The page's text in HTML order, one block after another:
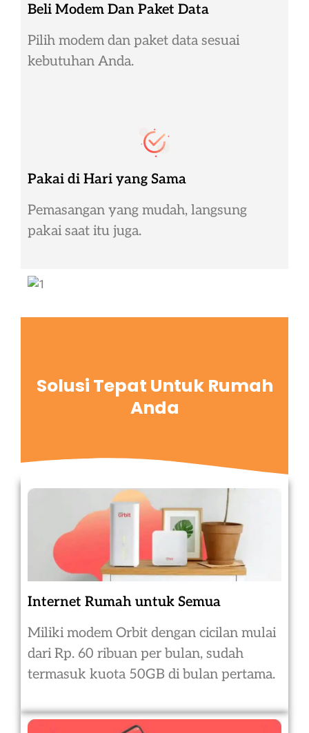
Beli Modem Dan Paket Data
Pilih modem dan paket data sesuai
kebutuhan Anda.
Pakai di Hari yang Sama
Pemasangan yang mudah, langsung
pakai saat itu juga.
Solusi Tepat Untuk Rumah
Anda
Internet Rumah untuk Semua
Miliki modem Orbit dengan cicilan mulai
dari Rp. 60 ribuan per bulan, sudah
termasuk kuota 50GB di bulan pertama.